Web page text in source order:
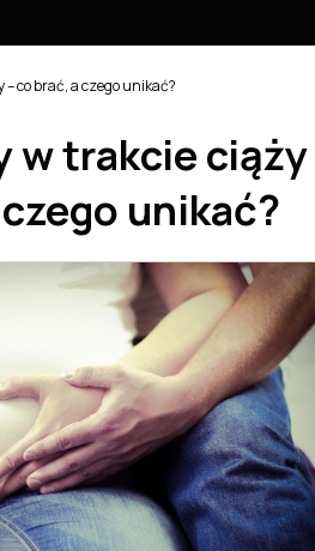
co brać, a czego unikać?
w trakcie ciąży
unikać?